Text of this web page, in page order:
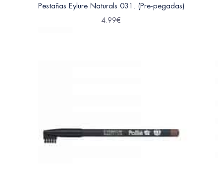
Pestañas Eylure Naturals 031. (Pre-pegadas)
4.99€